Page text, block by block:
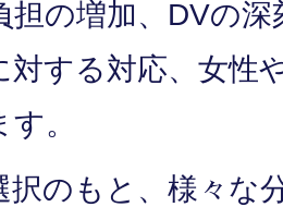
担の増加、DVの
対する対応、女性
。
択のもと、様々な